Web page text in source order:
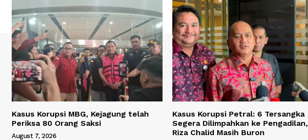
Kasus Korupsi MBG, Kejagung telah
Periksa 80 Orang Saksi
August 7, 2026
Kasus Korupsi Petral: 6 Tersangka
Segera Dilimpahkan ke Pengadilan,
Riza Chalid Masih Buron